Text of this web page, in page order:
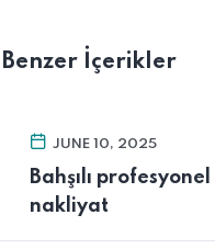
Benzer İçerikler
JUNE 10, 2025
Bahşılı profesyonel
nakliyat